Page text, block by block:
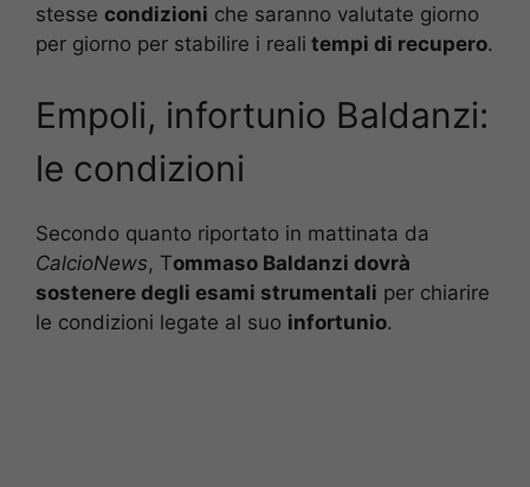
stesse condizioni che saranno valutate giorno
per giorno per stabilire i reali tempi di recupero.
Empoli, infortunio Baldanzi:
le condizioni
Secondo quanto riportato in mattinata da
CalcioNews, Tommaso Baldanzi dovrà
sostenere degli esami strumentali per chiarire
le condizioni legate al suo infortunio.